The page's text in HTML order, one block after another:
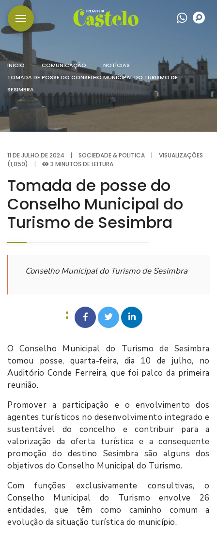
INÍCIO COMUNICAÇÃO
NOTÍCIAS
TOMADA DE POSSE DO CONSELHO MUNICIPAL DO TURISMO DE
SESIMBRA
11 DE JULHO DE 2024 | SOCIEDADE & POLITICA |
VISUALIZAÇÕES
(1,059)
| 3 MINUTOS DE LEITURA
Tomada de posse do
Conselho Municipal do
Turismo de Sesimbra
Conselho Municipal do Turismo de Sesimbra
O Conselho Municipal do Turismo de Sesimbra
tomou posse, quarta-feira, dia 10 de julho, no
Auditório Conde Ferreira, que foi palco da primeira
reunião.
Promover a participação e o envolvimento dos
agentes turísticos no desenvolvimento integrado e
sustentável do concelho e contribuir para a
valorização da oferta turística e a consequente
promoção do destino Sesimbra são alguns dos
objetivos do Conselho Municipal do Turismo.
Com funções exclusivamente consultivas, o
Conselho Municipal do Turismo envolve 26
entidades, que têm como caminho comum a
evolução da situação turística do município.